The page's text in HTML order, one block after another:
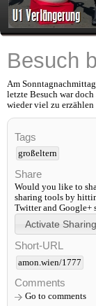
Besuch
Am
letzte Besuch war
wieder viel zu erzählen
Tags
großeltern
Share
Would you like to
sharing tools by
Twitter and Google+
Short-URL
amon.wien/1777
Comments
Go to comments